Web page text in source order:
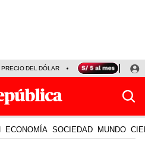
PRECIO DEL DÓLAR KEIKO FUJIMORI
ECONOMÍA SOCIEDAD MUNDO